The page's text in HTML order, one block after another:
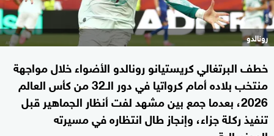
رونالدو
خطف البرتغالي كريستيانو رونالدو الأضواء خلال مواجهة
منتخب بلاده أمام كرواتيا في دور الـ32 من كأس العالم
2026، بعدما جمع بين مشهد لفت أنظار الجماهير قبل
تنفيذ ركلة جزاء، وإنجاز طال انتظاره في مسيرته